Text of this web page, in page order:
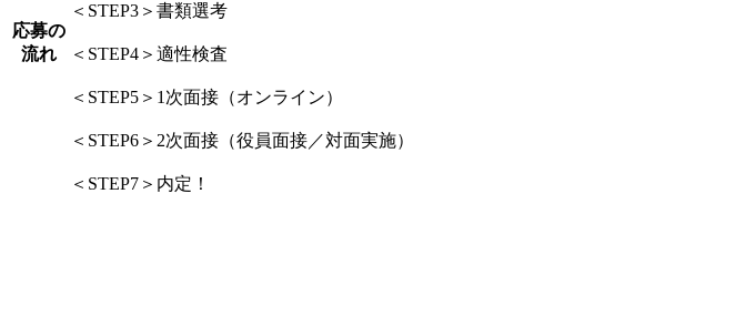
応募の
流れ
＜STEP3＞書類選考
＜STEP4＞適性検査
＜STEP5＞1次面接（オンライン）
＜STEP6＞2次面接（役員面接／対面実施）
＜STEP7＞内定！